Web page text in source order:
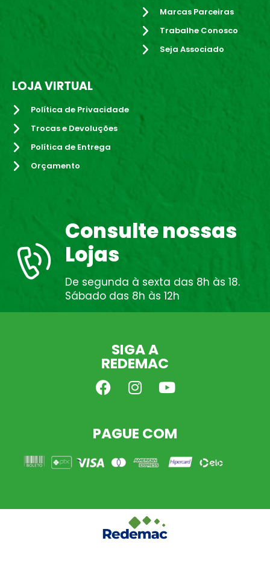
Marcas Parceiras
Trabalhe Conosco
Seja Associado
LOJA VIRTUAL
Política de Privacidade
Trocas e Devoluções
Política de Entrega
Orçamento
Consulte nossas
Lojas
De segunda à sexta das 8h às 18.
Sábado das 8h às 12h
SIGA A
REDEMAC
PAGUE COM